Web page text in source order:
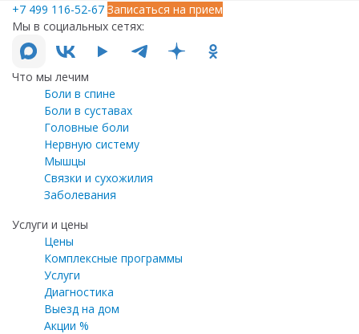
+7 499 116-52-67 Записаться на прием
Мы в социальных сетях:
Что мы лечим
Боли в спине
Боли в суставах
Головные боли
Нервную систему
Мышцы
Связки и сухожилия
Заболевания
Услуги и цены
Цены
Комплексные программы
Услуги
Диагностика
Выезд на дом
Акции %